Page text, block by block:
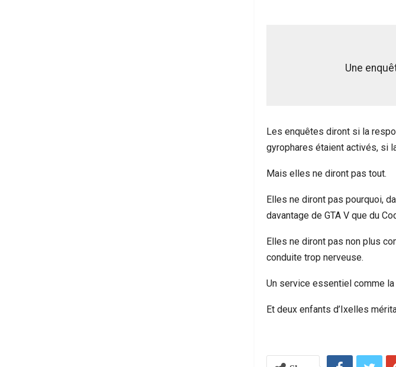
Une
Les enquêtes diront si la
gyrophares étaient activés, si
Mais elles ne diront pas tout.
Elles ne diront pas pourquoi,
davantage de GTA V que du
Elles ne diront pas non plus
conduite trop nerveuse.
Un service essentiel comme
Et deux enfants d’Ixelles